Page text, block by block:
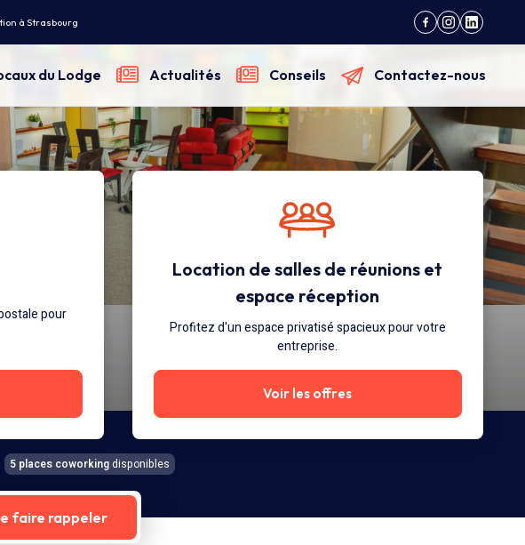
à Strasbourg
du Lodge Actualités Conseils Contactez-nous
pour
Location de salles de réunions et
espace réception
Profitez d'un espace privatisé spacieux pour votre
entreprise.
Voir les offres
5 places coworkingdisponibles
faire rappeler